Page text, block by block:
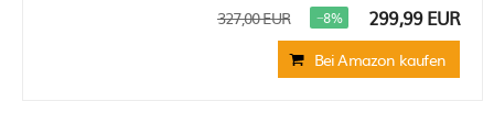
327,00 EUR −8% 299,99 EUR
Bei Amazon kaufen